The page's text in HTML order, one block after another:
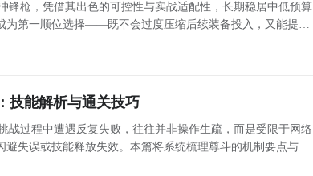
锋枪，凭借其出色的可控性与实战适配性，长期稳居中低预算
为第一顺位选择——既不会过度压缩后续装备投入，又能提供
技能解析与通关技巧
战过程中遭遇反复失败，往往并非操作生疏，而是受限于网络
失误或技能释放失效。本篇将系统梳理尊斗的机制要点与实